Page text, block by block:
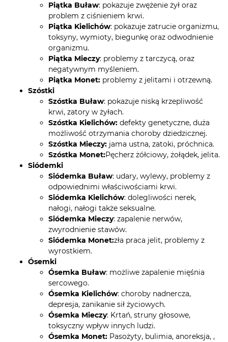
Piątka Buław: pokazuje zwężenie żył oraz
problem z ciśnieniem krwi.
Piątka Kielichów: pokazuje zatrucie organizmu,
toksyny, wymioty, biegunkę oraz odwodnienie
organizmu.
Piątka Mieczy: problemy z tarczycą, oraz
negatywnym myśleniem.
Piątka Monet: problemy z jelitami i otrzewną.
Szóstki
Szóstka Buław: pokazuje niską krzepliwość
krwi, zatory w żyłach.
Szóstka Kielichów: defekty genetyczne, duża
możliwość otrzymania choroby dziedzicznej.
Szóstka Mieczy: jama ustna, zatoki, próchnica.
Szóstka Monet:Pęcherz żółciowy, żołądek, jelita.
Siódemki
Siódemka Buław: udary, wylewy, problemy z
odpowiednimi właściwościami krwi.
Siódemka Kielichów: dolegliwości nerek,
nałogi, nałogi także seksualne.
Siódemka Mieczy: zapalenie nerwów,
zwyrodnienie stawów.
Siódemka Monet:zła praca jelit, problemy z
wyrostkiem.
Ósemki
Ósemka Buław: możliwe zapalenie mięśnia
sercowego.
Ósemka Kielichów: choroby nadnercza,
depresja, zanikanie sił życiowych.
Ósemka Mieczy: Krtań, struny głosowe,
toksyczny wpływ innych ludzi.
Ósemka Monet: Pasożyty, bulimia, anoreksja, ,